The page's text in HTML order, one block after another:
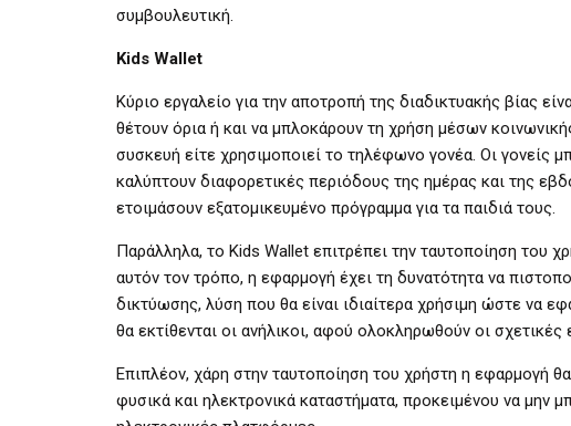
συμβουλευτική.
Kids Wallet
Κύριο εργαλείο για την αποτροπή της διαδικτυακής βίας
θέτουν όρια ή και να μπλοκάρουν τη χρήση μέσων
συσκευή είτε χρησιμοποιεί το τηλέφωνο γονέα. Οι γονείς
καλύπτουν διαφορετικές περιόδους της ημέρας και της
ετοιμάσουν εξατομικευμένο πρόγραμμα για τα παιδιά τους.
Παράλληλα, το Kids Wallet επιτρέπει την ταυτοποίηση του
αυτόν τον τρόπο, η εφαρμογή έχει τη δυνατότητα να
δικτύωσης, λύση που θα είναι ιδιαίτερα χρήσιμη ώστε να
θα εκτίθενται οι ανήλικοι, αφού ολοκληρωθούν οι
Επιπλέον, χάρη στην ταυτοποίηση του χρήστη η εφαρμογή
φυσικά και ηλεκτρονικά καταστήματα, προκειμένου να μην